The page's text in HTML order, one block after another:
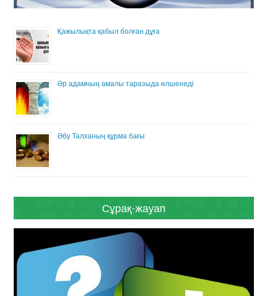
Қажылықта қабыл болған дұға
Әр адамның амалы таразыда өлшенеді
Әбу Талханың құрма бағы
Сұрақ-жауап